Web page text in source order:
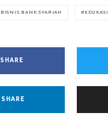
BISNIS BANK SYARIAH EDUKASI
SHARE
SHARE